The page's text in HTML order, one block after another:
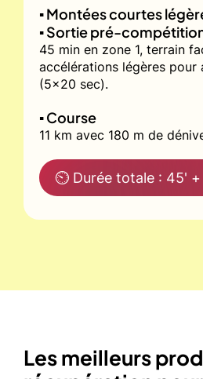
▪️ Montées courtes
▪️ Sortie pré-
45 min en zone 1, terrain
accélérations légères pour
(5x20 sec).
▪️ Course
11 km avec 180 m de
⏲ Durée totale : 45' +
Les meilleurs